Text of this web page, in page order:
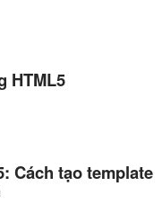
HTML5
Cách tạo template